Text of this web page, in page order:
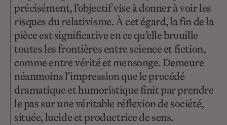
précisément, l’objectif vise à donner à voir les
risques du relativisme. À cet égard, la fin de la
pièce est significative en ce qu’elle brouille
toutes les frontières entre science et fiction,
comme entre vérité et mensonge. Demeure
néanmoins l’impression que le procédé
dramatique et humoristique finit par prendre
le pas sur une véritable réflexion de société,
située, lucide et productrice de sens.